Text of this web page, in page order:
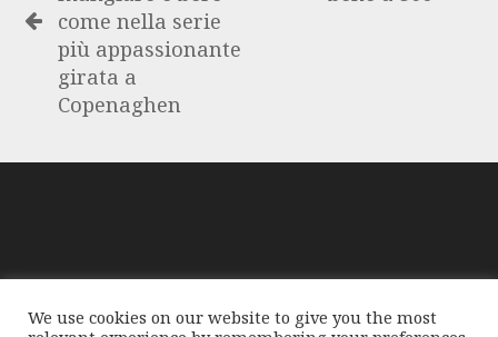
come nella serie
più appassionante
girata a
Copenaghen
GloablMediaNews, prima di pubblicare foto o testi,
We use cookies on our website to give you the most